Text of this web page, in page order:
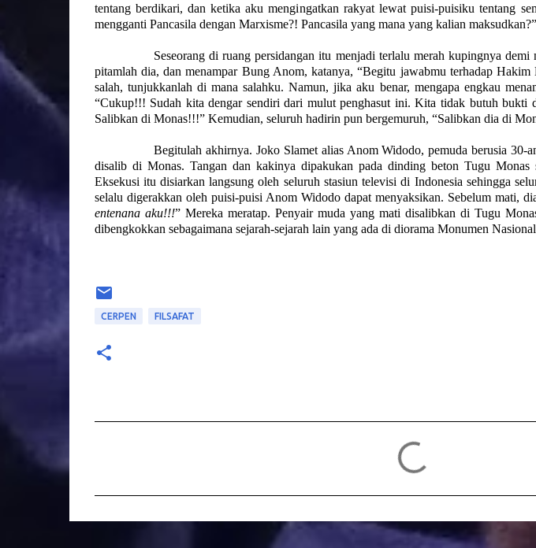
tentang berdikari, dan ketika aku mengingatkan rakyat lewat puisi-puisiku tentang
mengganti Pancasila dengan Marxisme?! Pancasila yang mana yang kalian maksudkan?”
Seseorang di ruang persidangan itu menjadi terlalu merah kupingnya
pitamlah dia, dan menampar Bung Anom, katanya, “Begitu jawabmu terhadap
salah, tunjukkanlah di mana salahku. Namun, jika aku benar, mengapa engkau
“Cukup!!! Sudah kita dengar sendiri dari mulut penghasut ini. Kita tidak butuh bukti
Salibkan di Monas!!!” Kemudian, seluruh hadirin pun bergemuruh, “Salibkan dia di
Begitulah akhirnya. Joko Slamet alias Anom Widodo, pemuda berusia 30-
disalib di Monas. Tangan dan kakinya dipakukan pada dinding beton Tugu Monas
Eksekusi itu disiarkan langsung oleh seluruh stasiun televisi di Indonesia sehingga
selalu digerakkan oleh puisi-puisi Anom Widodo dapat menyaksikan. Sebelum mati,
entenana aku!!!” Mereka meratap. Penyair muda yang mati disalibkan di Tugu
dibengkokkan sebagaimana sejarah-sejarah lain yang ada di diorama Monumen
CERPEN FILSAFAT